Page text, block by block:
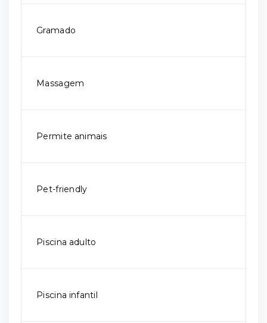
Gramado
Massagem
Permite animais
Pet-friendly
Piscina adulto
Piscina infantil